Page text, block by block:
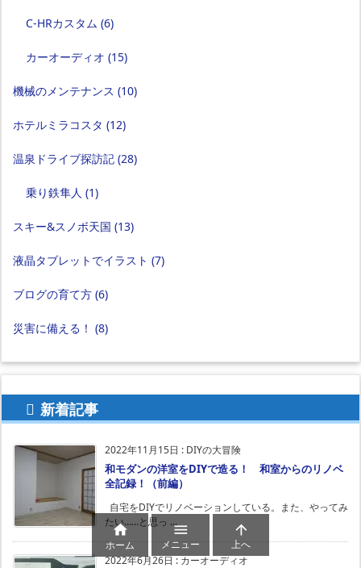
C-HRカスタム (6)
カーオーディオ (15)
機械のメンテナンス (10)
ホテルミラコスタ (12)
温泉ドライブ探訪記 (28)
乗り鉄隼人 (1)
スキー&スノボ天国 (13)
液晶タブレットでイラスト (7)
ブログの育て方 (6)
災害に備える！ (8)
新着記事
2022年11月15日 : DIYの大冒険
和モダンの洋室をDIYで造る！ 和室からのリノベ
全記録！（前編）
自宅をDIYでリノベーションしている。また、やってみ
たい……と思っ ...
2022年6月26日:カーオーディオ

ホーム

メニュー

上へ